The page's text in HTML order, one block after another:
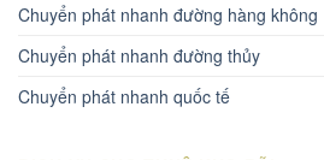
Chuyển phát nhanh đường hàng không
Chuyển phát nhanh đường thủy
Chuyển phát nhanh quốc tế